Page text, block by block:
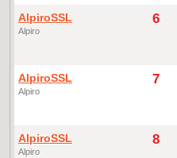
AlpiroSSL
Alpiro
6
AlpiroSSL
Alpiro
7
AlpiroSSL
Alpiro
8